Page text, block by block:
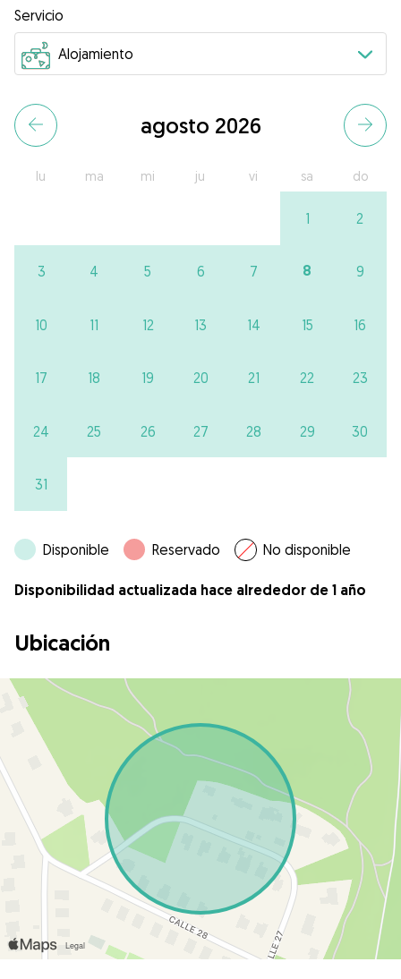
Servicio
agosto 2026
lu ma mi ju vi sa do
1 2
3 4 5 6 7 8 9
10 11 12 13 14 15 16
17 18 19 20 21 22 23
24 25 26 27 28 29 30
31
Disponible Reservado No disponible
Disponibilidad actualizada hace alrededor de 1 año
Ubicación